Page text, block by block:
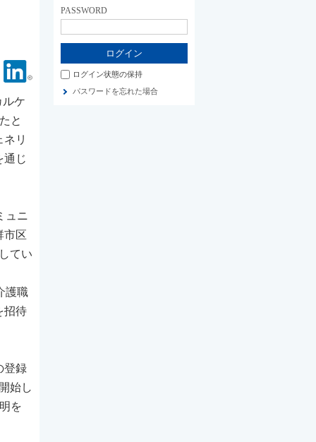
Facebook Linkedin
ルケ
と
リ
通じ
ュニ
市区
てい
護職
招待
登録
始し
を
PASSWORD
ログイン状態の保持
パスワードを忘れた場合